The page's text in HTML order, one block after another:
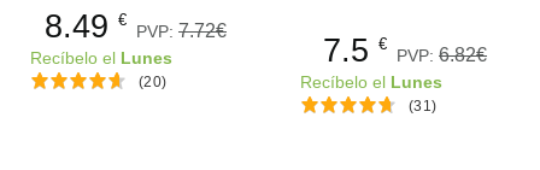
8.49 €
PVP: 7.72€
Recíbelo el Lunes
(20)
7.5 €
PVP: 6.82€
Recíbelo el Lunes
(31)